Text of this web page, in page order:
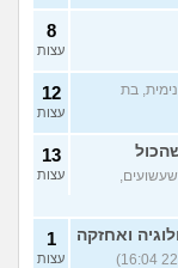
8
עצות
בת
12
עצות
13
עצות
ואחזקה
1
עצות